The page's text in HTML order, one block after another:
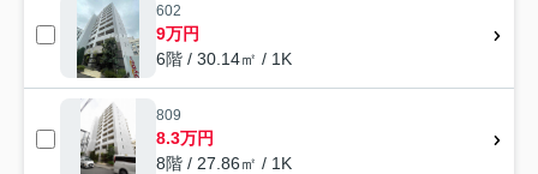
602
9万円
6階 / 30.14㎡ / 1K
809
8.3万円
8階 / 27.86㎡ / 1K